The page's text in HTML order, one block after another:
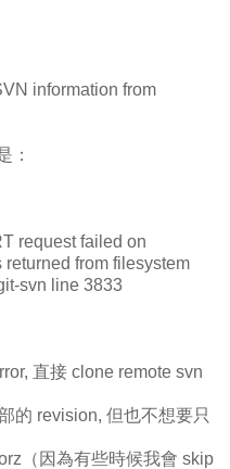
information from
：
request failed on
from filesystem
svn line 3833
直接 clone remote svn
的 revision, 但也不想要只
（因為有些時候我會 skip